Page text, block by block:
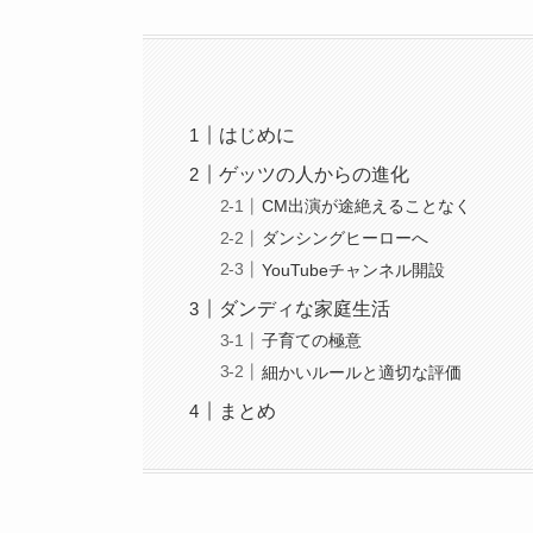
はじめに
ゲッツの人からの進化
CM出演が途絶えることなく
ダンシングヒーローへ
YouTubeチャンネル開設
ダンディな家庭生活
子育ての極意
細かいルールと適切な評価
まとめ